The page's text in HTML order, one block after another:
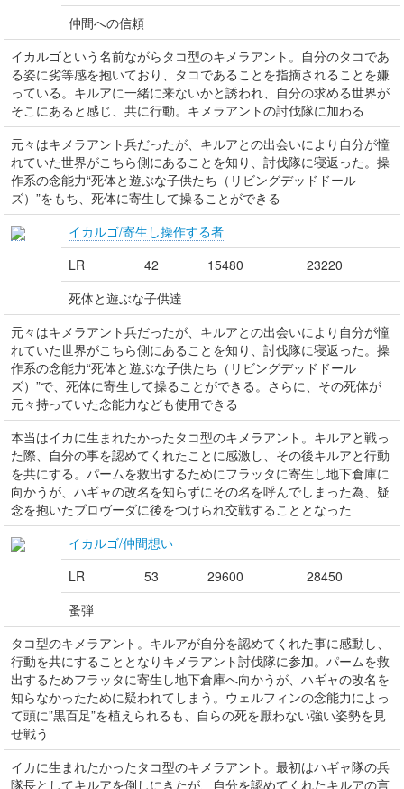
仲間への信頼
イカルゴという名前ながらタコ型のキメラアント。自分のタコであ
る姿に劣等感を抱いており、タコであることを指摘されることを嫌
っている。キルアに一緒に来ないかと誘われ、自分の求める世界が
そこにあると感じ、共に行動。キメラアントの討伐隊に加わる
元々はキメラアント兵だったが、キルアとの出会いにより自分が憧
れていた世界がこちら側にあることを知り、討伐隊に寝返った。操
作系の念能力“死体と遊ぶな子供たち（リビングデッドドール
ズ）”をもち、死体に寄生して操ることができる
イカルゴ/寄生し操作する者
LR
42 15480
23220
死体と遊ぶな子供達
元々はキメラアント兵だったが、キルアとの出会いにより自分が憧
れていた世界がこちら側にあることを知り、討伐隊に寝返った。操
作系の念能力“死体と遊ぶな子供たち（リビングデッドドール
ズ）”で、死体に寄生して操ることができる。さらに、その死体が
元々持っていた念能力なども使用できる
本当はイカに生まれたかったタコ型のキメラアント。キルアと戦っ
た際、自分の事を認めてくれたことに感激し、その後キルアと行動
を共にする。パームを救出するためにフラッタに寄生し地下倉庫に
向かうが、ハギャの改名を知らずにその名を呼んでしまった為、疑
念を抱いたブロヴーダに後をつけられ交戦することとなった
イカルゴ/仲間想い
LR
53 29600
28450
蚤弾
タコ型のキメラアント。キルアが自分を認めてくれた事に感動し、
行動を共にすることとなりキメラアント討伐隊に参加。パームを救
出するためフラッタに寄生し地下倉庫へ向かうが、ハギャの改名を
知らなかったために疑われてしまう。ウェルフィンの念能力によっ
て頭に”黒百足”を植えられるも、自らの死を厭わない強い姿勢を見
せ戦う
イカに生まれたかったタコ型のキメラアント。最初はハギャ隊の兵
隊長としてキルアを倒しにきたが、自分を認めてくれたキルアの言